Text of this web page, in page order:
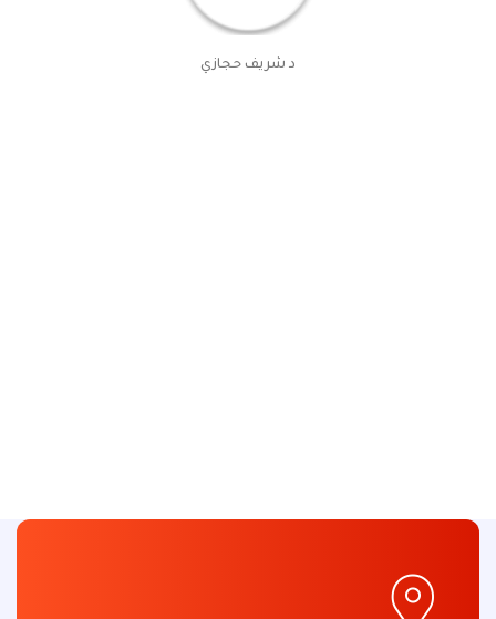
د شريف حجازي